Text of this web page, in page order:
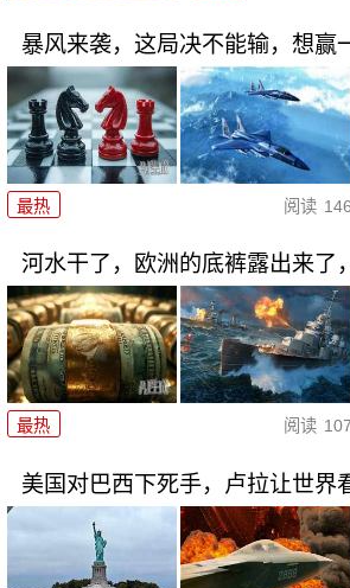
暴风来袭，这局决不能输，想赢
最热 阅读
河水干了，欧洲的底裤露出来了
最热 阅读
美国对巴西下死手，卢拉让世界